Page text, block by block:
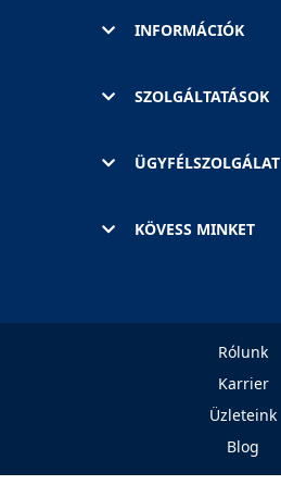
INFORMÁCIÓK
SZOLGÁLTATÁSOK
ÜGYFÉLSZOLGÁLAT
KÖVESS MINKET
Rólunk
Karrier
Üzleteink
Blog